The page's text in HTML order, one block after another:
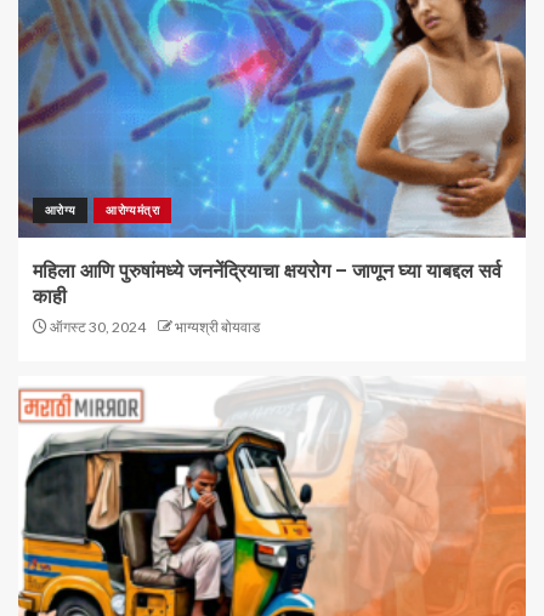
आरोग्य आरोग्यमंत्रा
महिला आणि पुरुषांमध्ये जननेंद्रियाचा क्षयरोग – जाणून घ्या याबद्दल सर्व
काही
ऑगस्ट 30, 2024 भाग्यश्री बोयवाड